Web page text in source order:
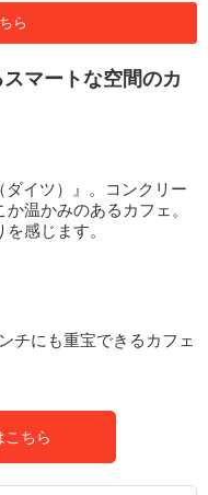
ら
マートな空間のカ
ダイツ）』。コンクリー
温かみのあるカフェ。
感じます。
チにも重宝できるカフェ
こちら